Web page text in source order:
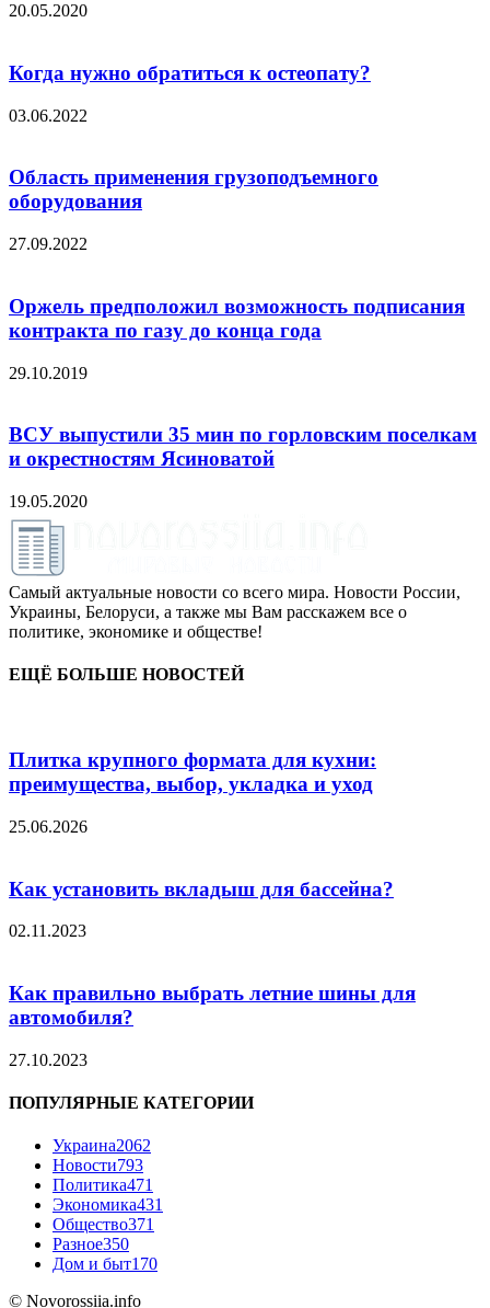
20.05.2020
Когда нужно обратиться к остеопату?
03.06.2022
Область применения грузоподъемного
оборудования
27.09.2022
Оржель предположил возможность подписания
контракта по газу до конца года
29.10.2019
ВСУ выпустили 35 мин по горловским поселкам
и окрестностям Ясиноватой
19.05.2020
Самый актуальные новости со всего мира. Новости России,
Украины, Белоруси, а также мы Вам расскажем все о
политике, экономике и обществе!
ЕЩЁ БОЛЬШЕ НОВОСТЕЙ
Плитка крупного формата для кухни:
преимущества, выбор, укладка и уход
25.06.2026
Как установить вкладыш для бассейна?
02.11.2023
Как правильно выбрать летние шины для
автомобиля?
27.10.2023
ПОПУЛЯРНЫЕ КАТЕГОРИИ
Украина2062
Новости793
Политика471
Экономика431
Общество371
Разное350
Дом и быт170
© Novorossiia.info